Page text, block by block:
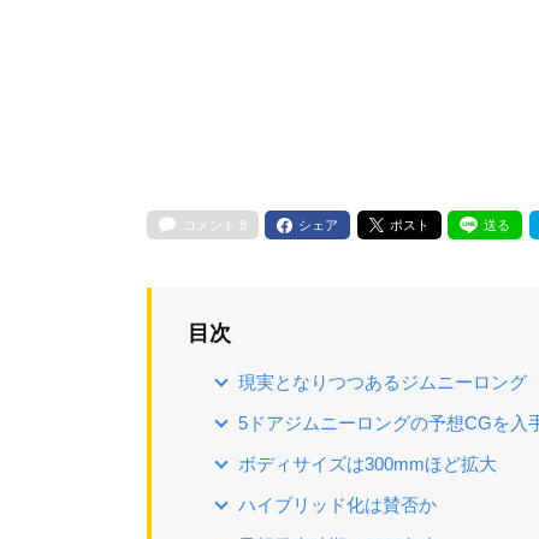
コメント 8 シェア ポスト 送る
目次
現実となりつつあるジムニーロング
5ドアジムニーロングの予想CGを入
ボディサイズは300mmほど拡大
ハイブリッド化は賛否か